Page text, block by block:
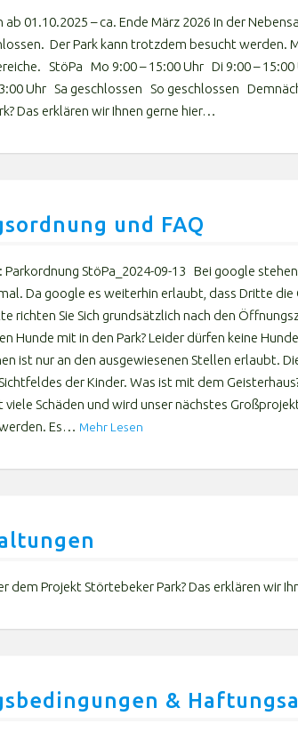
01.10.2025 – ca. Ende März 2026 In der
Der Park kann trotzdem besucht werden.
StöPa Mo 9:00 – 15:00 Uhr Di 9:00 –
Uhr Sa geschlossen So geschlossen
Das erklären wir Ihnen gerne hier…
und FAQ
StöPa_2024-09-13 Bei google
Da google es weiterhin erlaubt, dass Dritte die
richten Sie Sich grundsätzlich nach den
Hunde mit in den Park? Leider dürfen keine
ist nur an den ausgewiesenen Stellen erlaubt.
der Kinder. Was ist mit dem
viele Schäden und wird unser nächstes
Es… Mehr Lesen
dem Projekt Störtebeker Park? Das erklären wir
&